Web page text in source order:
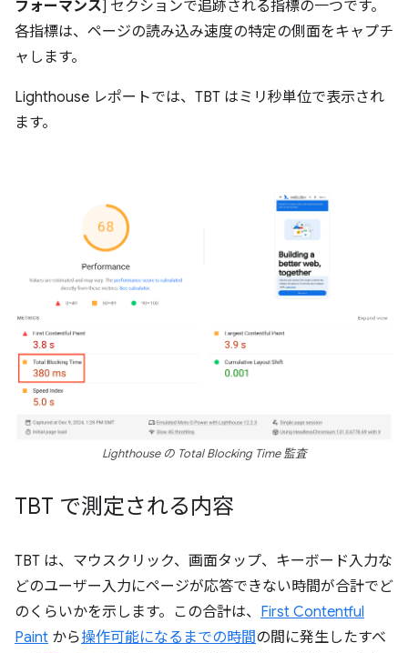
フォーマンス] セクションで追跡される指標の一つです。
各指標は、ページの読み込み速度の特定の側面をキャプチ
ャします。
Lighthouse レポートでは、TBT はミリ秒単位で表示され
ます。
Lighthouse の Total Blocking Time 監査
TBT で測定される内容
TBT は、マウスクリック、画面タップ、キーボード入力な
どのユーザー入力にページが応答できない時間が合計でど
のくらいかを示します。この合計は、 First Contentful
Paint から操作可能になるまでの時間の間に発生したすべ